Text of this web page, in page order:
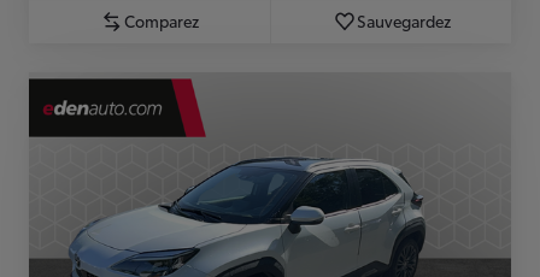
Comparez Sauvegardez